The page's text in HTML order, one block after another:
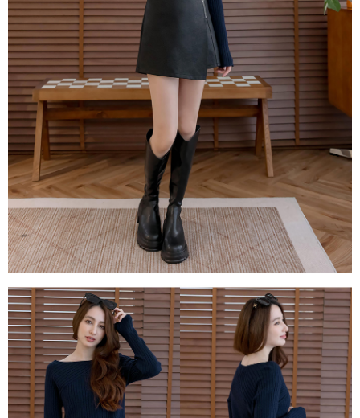
易，需依本服務之必要範圍內提供個人資料，並將交易相關給付款項請求債
權轉讓予恩沛科技股份有限公司。
２．關於個人資料處理事宜，請瀏覽以下網址：
https://aftee.tw/terms/#terms3
３．未成年的使用者請事先徵得法定代理人或監護人之同意方可使用
「AFTEE先享後付」，若未經同意申辦者引起之損失，本公司不負相關責
任。
４．使用「AFTEE先享後付」時，將依據個別帳號之用戶狀況，依本公司即
時審查核予不同之上限額度；若仍有額度不足之情形，本公司將視審查結果
請求用戶進行身份認證。
５．嚴禁一人註冊多個帳號或使用他人資訊註冊。若發現惡意使用之情形，
恩沛科技股份有限公司將有權停止該用戶之使用額度並採取法律行動。
國家/地區配送 查看運費